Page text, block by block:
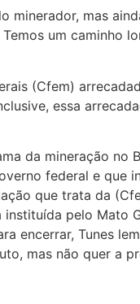
minerador, mas
um caminho
(Cfem)
essa
da mineração no
federal e que
que trata da
pelo Mato
encerrar, Tunes
mas não quer a